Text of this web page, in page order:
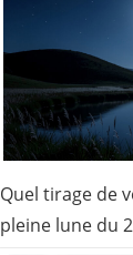
Quel tirage de
pleine lune du